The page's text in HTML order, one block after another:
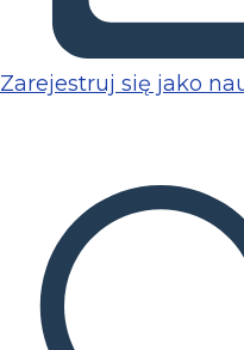
Zarejestruj się jako